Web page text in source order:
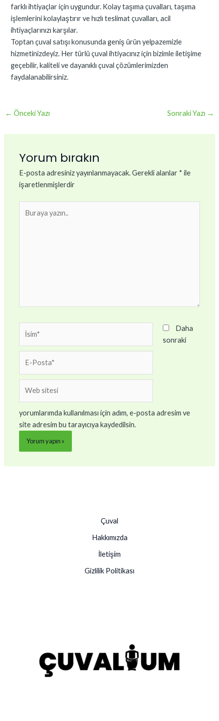
farklı ihtiyaçlar için uygundur. Kolay taşıma çuvalları, taşıma
işlemlerini kolaylaştırır ve hızlı teslimat çuvalları, acil
ihtiyaçlarınızı karşılar.
Toptan çuval satışı konusunda geniş ürün yelpazemizle
hizmetinizdeyiz. Her türlü çuval ihtiyacınız için bizimle iletişime
geçebilir, kaliteli ve dayanıklı çuval çözümlerimizden
faydalanabilirsiniz.
← Önceki Yazı Sonraki Yazı →
Yorum bırakın
E-posta adresiniz yayınlanmayacak.Gerekli alanlar * ile
işaretlenmişlerdir
yazın..
Posta*
Daha
sonraki
yorumlarımda kullanılması için adım, e-posta adresim ve
site adresim bu tarayıcıya kaydedilsin.
Çuval
Hakkımızda
İletişim
Gizlilik Politikası